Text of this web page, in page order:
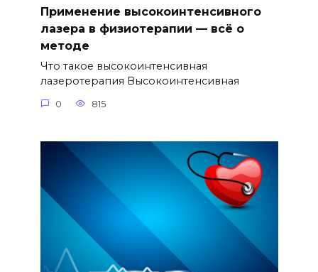
Применение высокоинтенсивного
лазера в физиотерапии — всё о
методе
Что такое высокоинтенсивная
лазеротерапия Высокоинтенсивная
0 815